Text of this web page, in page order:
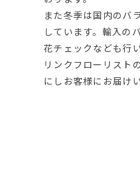
また冬季は国内のバ
しています。輸入の
花チェックなども行
リンクフローリスト
にしお客様にお届け